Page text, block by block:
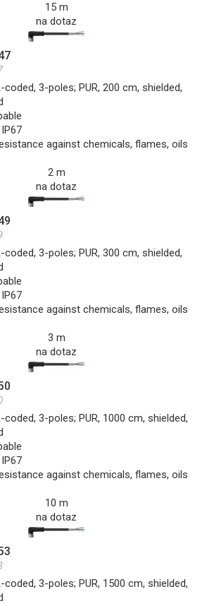
15 m
na dotaz
3-poles; PUR, 200 cm, shielded,
against chemicals, flames, oils
2 m
na dotaz
3-poles; PUR, 300 cm, shielded,
against chemicals, flames, oils
3 m
na dotaz
3-poles; PUR, 1000 cm, shielded,
against chemicals, flames, oils
10 m
na dotaz
3-poles; PUR, 1500 cm, shielded,